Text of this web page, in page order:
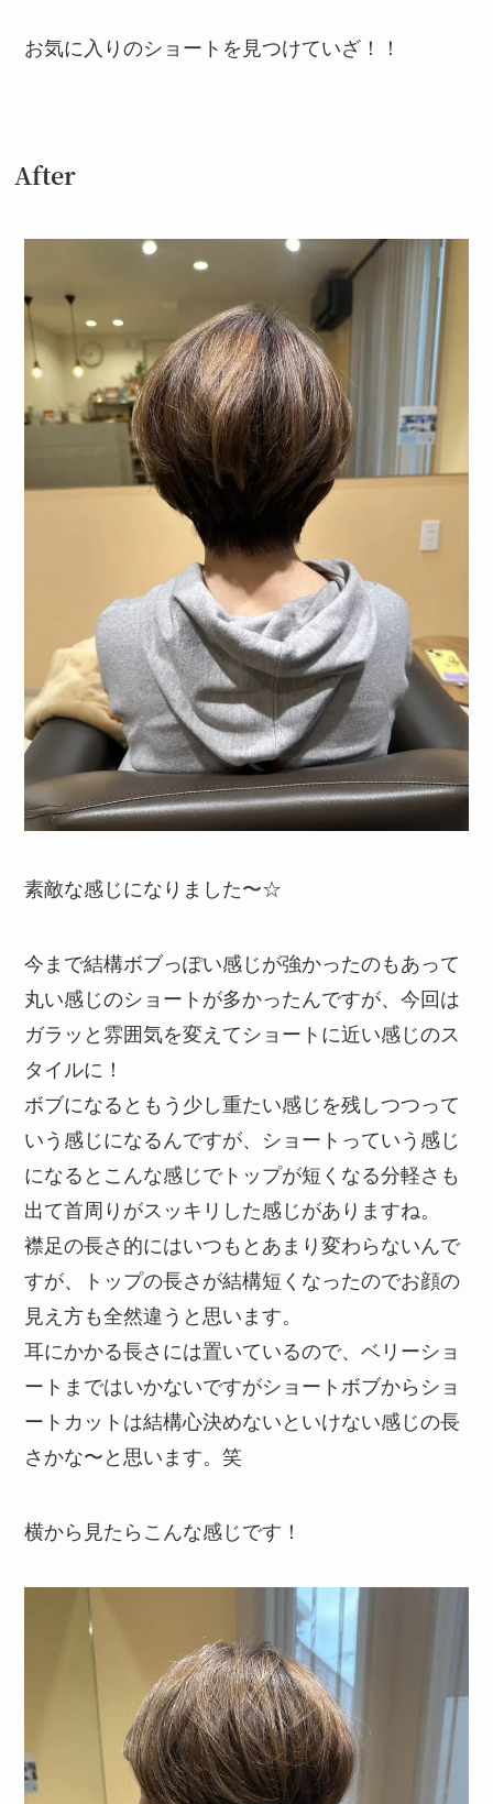
お気に入りのショートを見つけていざ！！
After
素敵な感じになりました〜☆
今まで結構ボブっぽい感じが強かったのもあって
丸い感じのショートが多かったんですが、今回は
ガラッと雰囲気を変えてショートに近い感じのス
タイルに！
ボブになるともう少し重たい感じを残しつつって
いう感じになるんですが、ショートっていう感じ
になるとこんな感じでトップが短くなる分軽さも
出て首周りがスッキリした感じがありますね。
襟足の長さ的にはいつもとあまり変わらないんで
すが、トップの長さが結構短くなったのでお顔の
見え方も全然違うと思います。
耳にかかる長さには置いているので、ベリーショ
ートまではいかないですがショートボブからショ
ートカットは結構心決めないといけない感じの長
さかな〜と思います。笑
横から見たらこんな感じです！